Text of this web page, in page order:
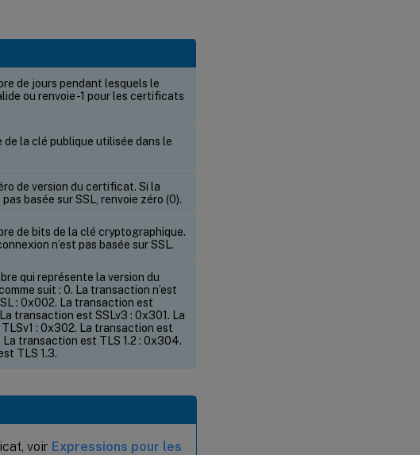
de jours pendant lesquels le
ou renvoie -1 pour les certificats
de la clé publique utilisée dans le
de version du certificat. Si la
basée sur SSL, renvoie zéro (0).
de bits de la clé cryptographique.
n’est pas basée sur SSL.
qui représente la version du
suit : 0. La transaction n’est
: 0x002. La transaction est
transaction est SSLv3 : 0x301. La
: 0x302. La transaction est
La transaction est TLS 1.2 : 0x304.
TLS 1.3.
voir Expressions pour les